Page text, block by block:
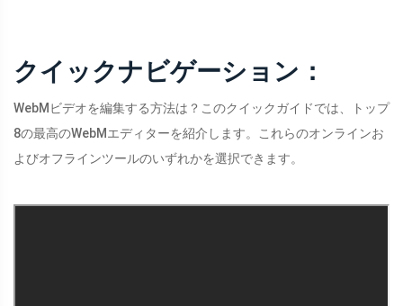
クイックナビゲーション：
WebMビデオを編集する方法は？このクイックガイドでは、トップ
8の最高のWebMエディターを紹介します。これらのオンラインお
よびオフラインツールのいずれかを選択できます。